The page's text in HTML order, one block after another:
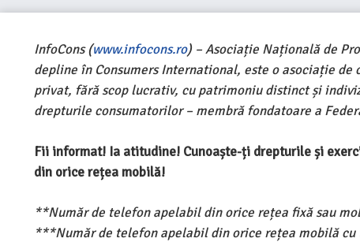
InfoCons (www.infocons.ro) – Asociație Națională de
depline în Consumers International, este o asociație
privat, fără scop lucrativ, cu patrimoniu distinct și
drepturile consumatorilor – membră fondatoare a
Fii informat! Ia atitudine! Cunoaște-ți drepturile și
din orice rețea mobilă!
**Număr de telefon apelabil din orice rețea fixă sau
***Număr de telefon apelabil din orice rețea mobilă